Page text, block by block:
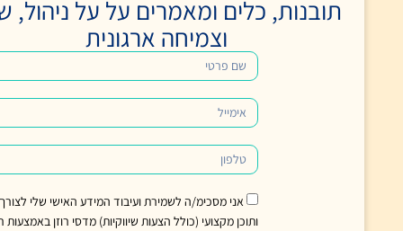
אני מסכימ/ה לשמירת ועיבוד המידע האישי שלי לצורך קבלת עדכונים, טיפים
ותוכן מקצועי (כולל הצעות שיווקיות) מדסי רוזן באמצעות רב־מסר, בהתאם
כלים ומאמרים על על ניהול, שינוי
וצמיחה ארגונית